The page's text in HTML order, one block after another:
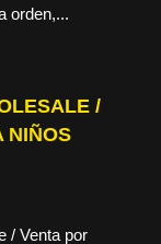
orden,...
/
NIÑOS
/ Venta por